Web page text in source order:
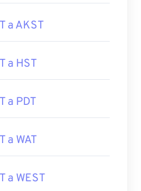
a AKST
a HST
a PDT
a WAT
a WEST